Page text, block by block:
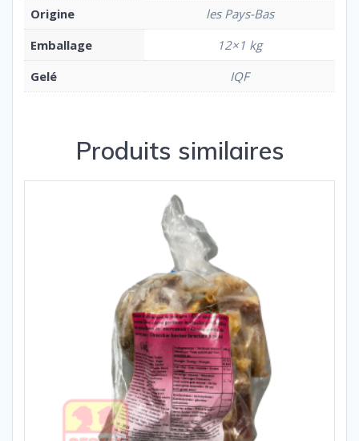
Origine
les Pays-Bas
Emballage
12×1 kg
Gelé
IQF
Produits similaires